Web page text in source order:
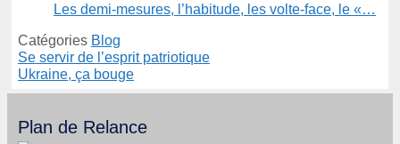
Les demi-mesures, l’habitude, les volte-face, le «…
Catégories Blog
Se servir de l’esprit patriotique
Ukraine, ça bouge
Plan de Relance